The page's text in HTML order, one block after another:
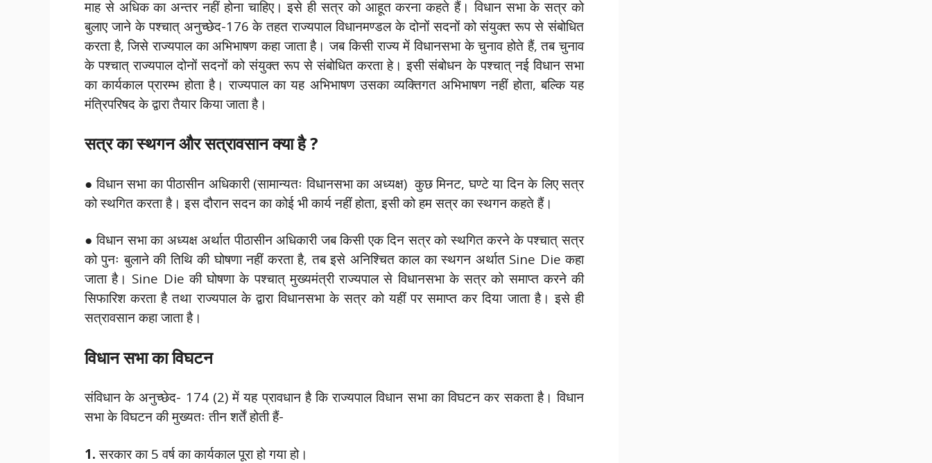
माह से अधिक का अन्तर नहीं होना चाहिए। इसे ही सत्र को आहूत करना कहते हैं।विधान सभा के सत्र को
बुलाए जाने के पश्चात् अनुच्छेद-176 के तहत राज्यपाल विधानमण्डल के दोनों सदनों को संयुक्त रूप से संबोधित
करता है, जिसे राज्यपाल का अभिभाषण कहा जाता है। जब किसी राज्य में विधानसभा के चुनाव होते हैं, तब चुनाव
के पश्चात् राज्यपाल दोनों सदनों को संयुक्त रूप से संबोधित करता हे। इसी संबोधन के पश्चात् नई विधान सभा
का कार्यकाल प्रारम्भ होता है। राज्यपाल का यह अभिभाषण उसका व्यक्तिगत अभिभाषण नहीं होता, बल्कि यह
मंत्रिपरिषद के द्वारा तैयार किया जाता है।
सत्र का स्थगन और सत्रावसान क्या है ?
● विधान सभा का पीठासीन अधिकारी (सामान्यतः विधानसभा का अध्यक्ष) कुछ मिनट, घण्टे या दिन के लिए सत्र
को स्थगित करता है। इस दौरान सदन का कोई भी कार्य नहीं होता, इसी को हम सत्र का स्थगन कहते हैं।
● विधान सभा का अध्यक्ष अर्थात पीठासीन अधिकारी जब किसी एक दिन सत्र को स्थगित करने के पश्चात् सत्र
को पुनः बुलाने की तिथि की घोषणा नहीं करता है, तब इसे अनिश्चित काल का स्थगन अर्थात Sine Die कहा
जाता है। Sine Die की घोषणा के पश्चात् मुख्यमंत्री राज्यपाल से विधानसभा के सत्र को समाप्त करने की
सिफारिश करता है तथा राज्यपाल के द्वारा विधानसभा के सत्र को यहीं पर समाप्त कर दिया जाता है। इसे ही
सत्रावसान कहा जाता है।
विधान सभा का विघटन
संविधान के अनुच्छेद- 174 (2) में यह प्रावधान है कि राज्यपाल विधान सभा का विघटन कर सकता है।विधान
सभा के विघटन की मुख्यतः तीन शर्तें होती हैं-
1. सरकार का 5 वर्ष का कार्यकाल पूरा हो गया हो।